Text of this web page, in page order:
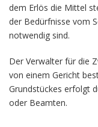
dem Erlös die Mittel
der Bedürfnisse vom
notwendig sind.
Der Verwalter für die
von einem Gericht
Grundstückes erfolgt
oder Beamten.